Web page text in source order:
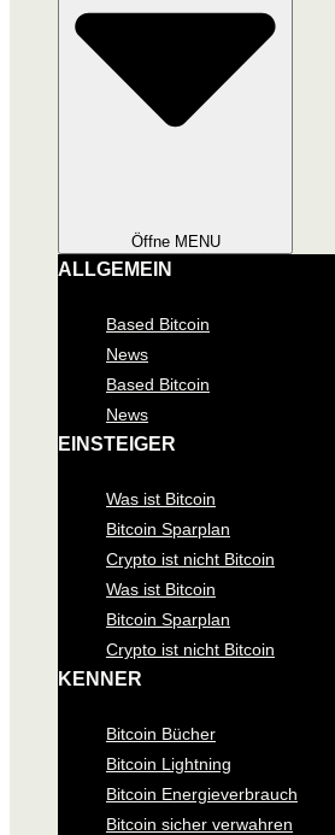
Öffne MENU
ALLGEMEIN
Based Bitcoin
News
Based Bitcoin
News
EINSTEIGER
Was ist Bitcoin
Bitcoin Sparplan
Crypto ist nicht Bitcoin
Was ist Bitcoin
Bitcoin Sparplan
Crypto ist nicht Bitcoin
KENNER
Bitcoin Bücher
Bitcoin Lightning
Bitcoin Energieverbrauch
Bitcoin sicher verwahren